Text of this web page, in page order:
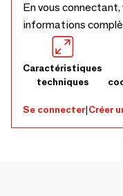
En vous
informations
Caractéristiques
techniques
Se connecter|Créer